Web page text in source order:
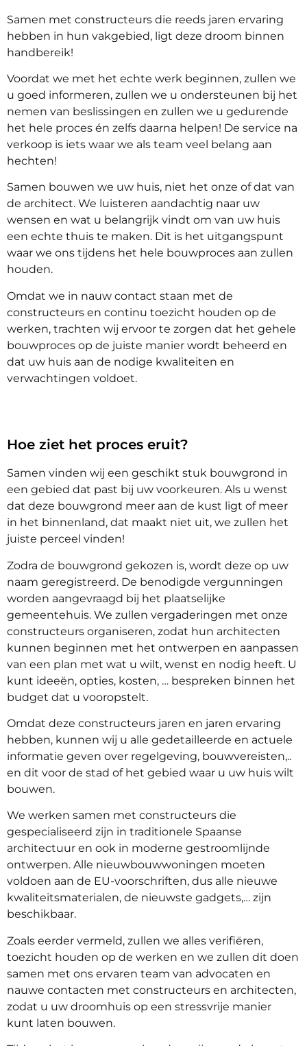
Samen met constructeurs die reeds jaren ervaring
hebben in hun vakgebied, ligt deze droom binnen
handbereik!
Voordat we met het echte werk beginnen, zullen we
u goed informeren, zullen we u ondersteunen bij het
nemen van beslissingen en zullen we u gedurende
het hele proces én zelfs daarna helpen! De service na
verkoop is iets waar we als team veel belang aan
hechten!
Samen bouwen we uw huis, niet het onze of dat van
de architect. We luisteren aandachtig naar uw
wensen en wat u belangrijk vindt om van uw huis
een echte thuis te maken. Dit is het uitgangspunt
waar we ons tijdens het hele bouwproces aan zullen
houden.
Omdat we in nauw contact staan met de
constructeurs en continu toezicht houden op de
werken, trachten wij ervoor te zorgen dat het gehele
bouwproces op de juiste manier wordt beheerd en
dat uw huis aan de nodige kwaliteiten en
verwachtingen voldoet.
Hoe ziet het proces eruit?
Samen vinden wij een geschikt stuk bouwgrond in
een gebied dat past bij uw voorkeuren. Als u wenst
dat deze bouwgrond meer aan de kust ligt of meer
in het binnenland, dat maakt niet uit, we zullen het
juiste perceel vinden!
Zodra de bouwgrond gekozen is, wordt deze op uw
naam geregistreerd. De benodigde vergunningen
worden aangevraagd bij het plaatselijke
gemeentehuis. We zullen vergaderingen met onze
constructeurs organiseren, zodat hun architecten
kunnen beginnen met het ontwerpen en aanpassen
van een plan met wat u wilt, wenst en nodig heeft. U
kunt ideeën, opties, kosten, … bespreken binnen het
budget dat u vooropstelt.
Omdat deze constructeurs jaren en jaren ervaring
hebben, kunnen wij u alle gedetailleerde en actuele
informatie geven over regelgeving, bouwvereisten,..
en dit voor de stad of het gebied waar u uw huis wilt
bouwen.
We werken samen met constructeurs die
gespecialiseerd zijn in traditionele Spaanse
architectuur en ook in moderne gestroomlijnde
ontwerpen. Alle nieuwbouwwoningen moeten
voldoen aan de EU-voorschriften, dus alle nieuwe
kwaliteitsmaterialen, de nieuwste gadgets,… zijn
beschikbaar.
Zoals eerder vermeld, zullen we alles verifiëren,
toezicht houden op de werken en we zullen dit doen
samen met ons ervaren team van advocaten en
nauwe contacten met constructeurs en architecten,
zodat u uw droomhuis op een stressvrije manier
kunt laten bouwen.